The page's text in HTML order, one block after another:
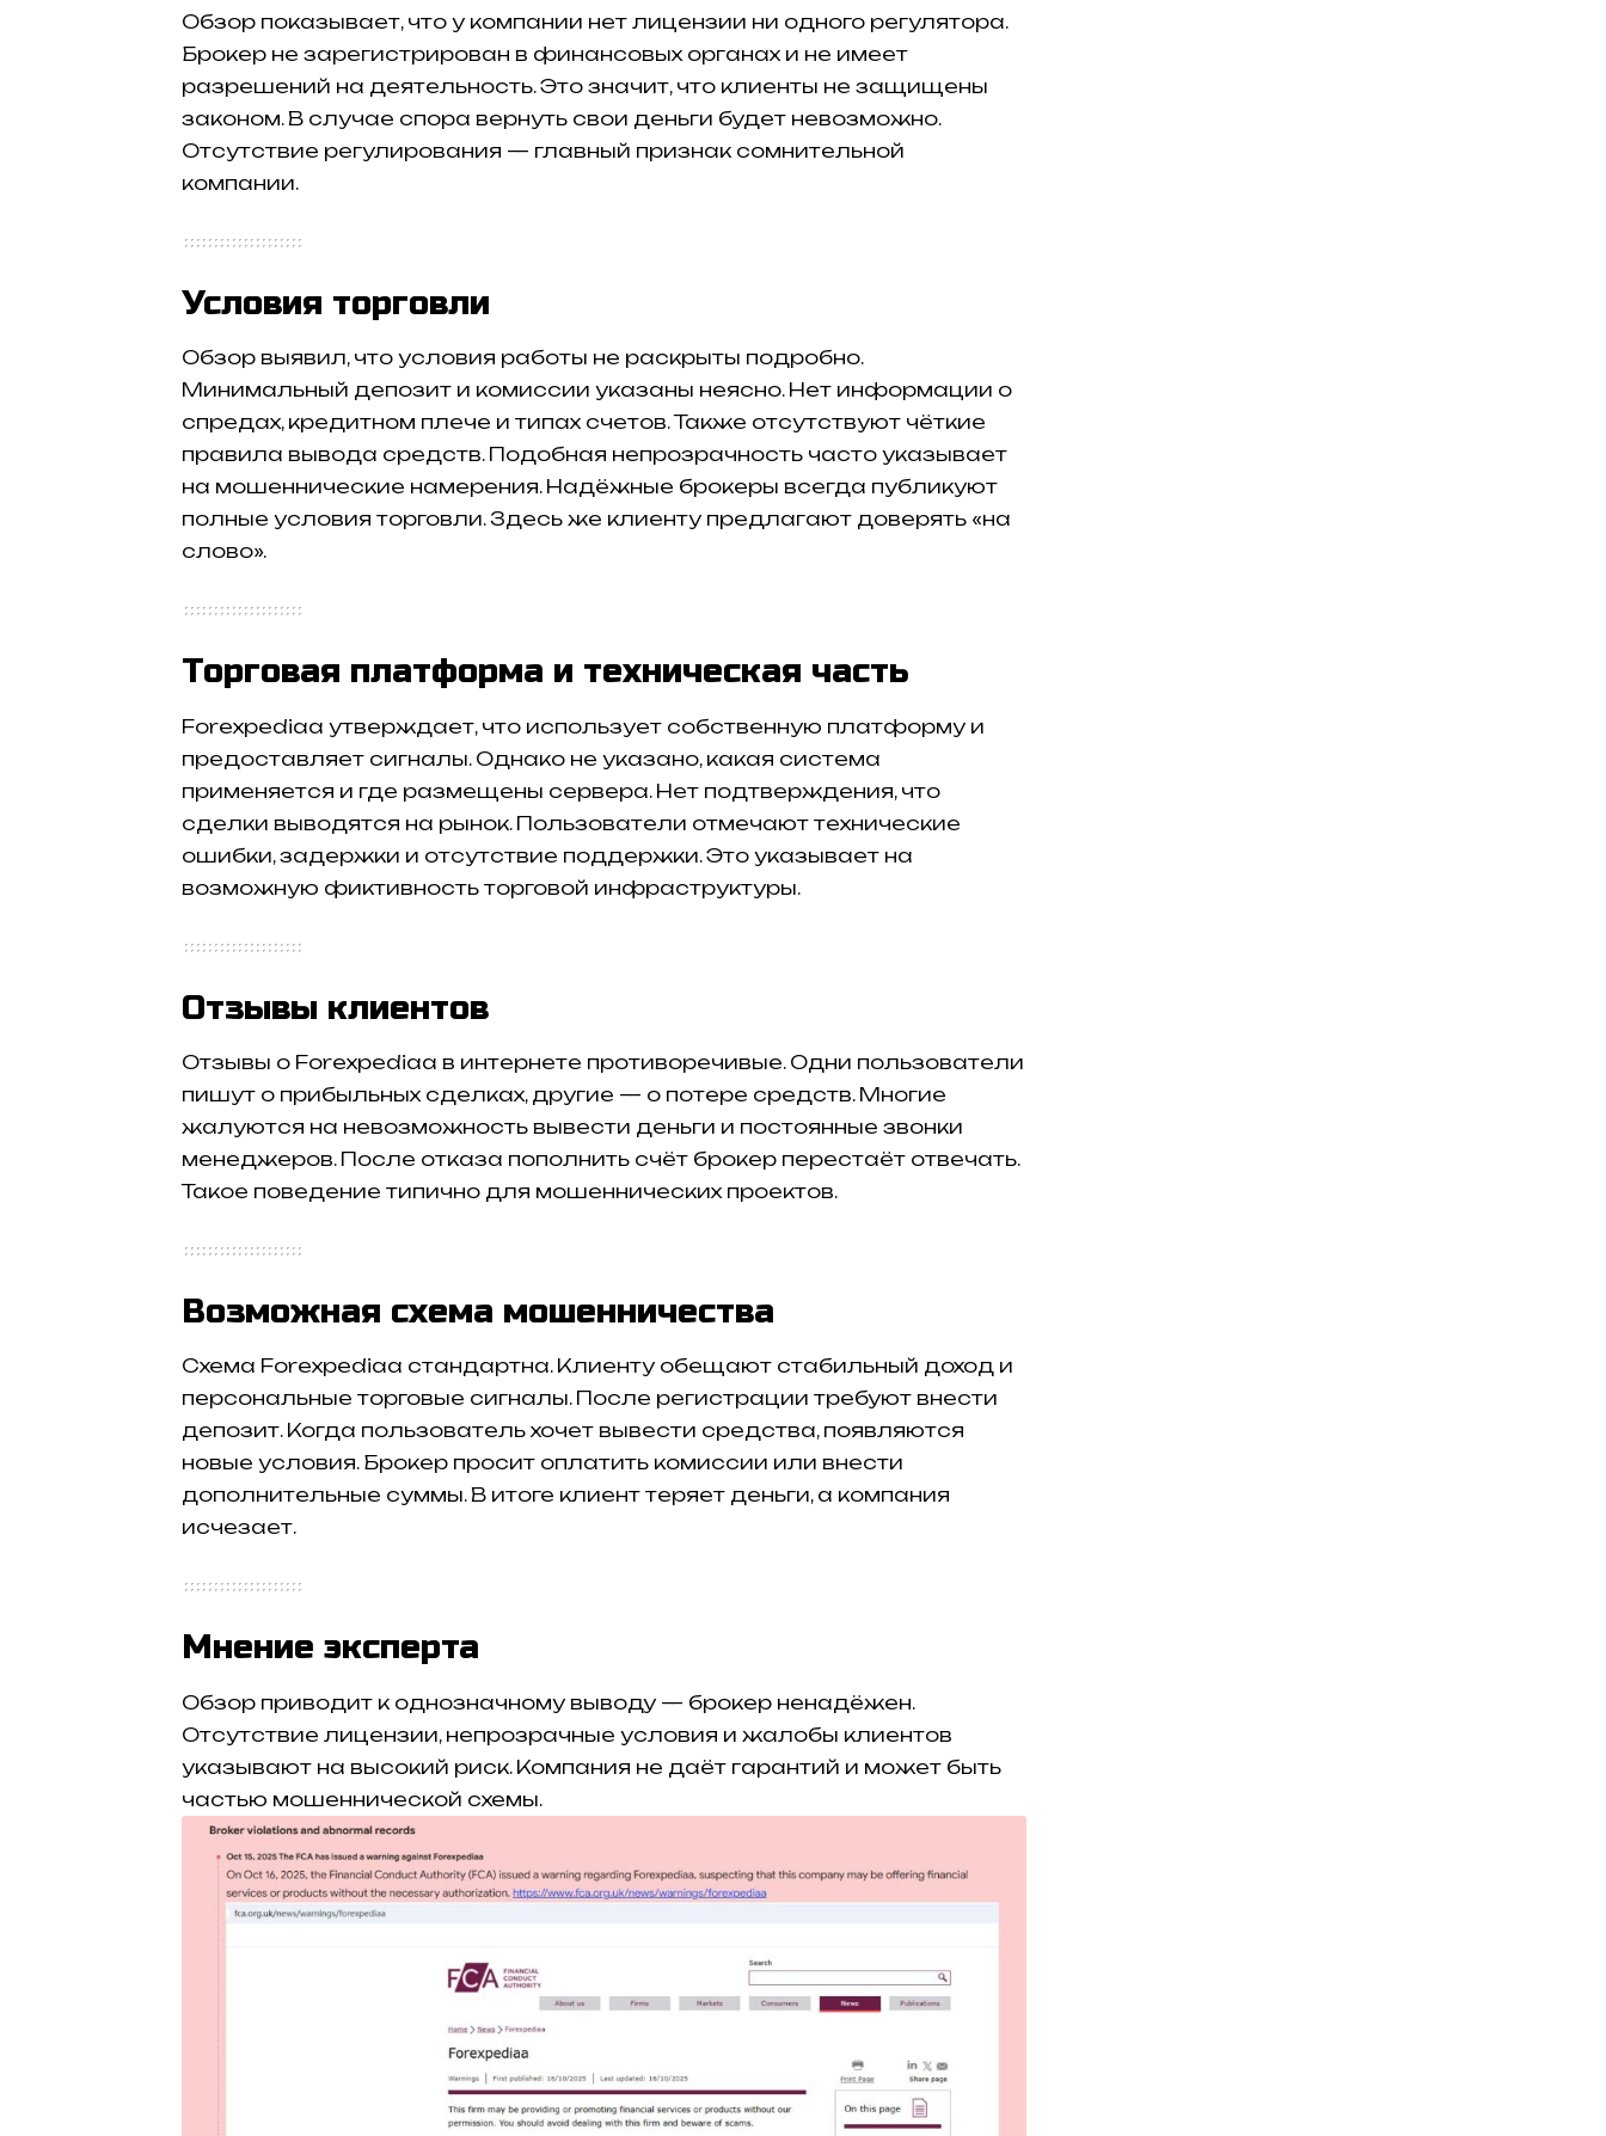
Обзор показывает, что у компании нет лицензии ни одного регулятора.
Брокер не зарегистрирован в финансовых органах и не имеет
разрешений на деятельность. Это значит, что клиенты не защищены
законом. В случае спора вернуть свои деньги будет невозможно.
Отсутствие регулирования — главный признак сомнительной
компании.
Условия торговли
Обзор выявил, что условия работы не раскрыты подробно.
Минимальный депозит и комиссии указаны неясно. Нет информации о
спредах, кредитном плече и типах счетов. Также отсутствуют чёткие
правила вывода средств. Подобная непрозрачность часто указывает
на мошеннические намерения. Надёжные брокеры всегда публикуют
полные условия торговли. Здесь же клиенту предлагают доверять «на
слово».
Торговая платформа и техническая часть
Forexpediaa утверждает, что использует собственную платформу и
предоставляет сигналы. Однако не указано, какая система
применяется и где размещены сервера. Нет подтверждения, что
сделки выводятся на рынок. Пользователи отмечают технические
ошибки, задержки и отсутствие поддержки. Это указывает на
возможную фиктивность торговой инфраструктуры.
Отзывы клиентов
Отзывы о Forexpediaa в интернете противоречивые. Одни пользователи
пишут о прибыльных сделках, другие — о потере средств. Многие
жалуются на невозможность вывести деньги и постоянные звонки
менеджеров. После отказа пополнить счёт брокер перестаёт отвечать.
Такое поведение типично для мошеннических проектов.
Возможная схема мошенничества
Схема Forexpediaa стандартна. Клиенту обещают стабильный доход и
персональные торговые сигналы. После регистрации требуют внести
депозит. Когда пользователь хочет вывести средства, появляются
новые условия. Брокер просит оплатить комиссии или внести
дополнительные суммы. В итоге клиент теряет деньги, а компания
исчезает.
Мнение эксперта
Обзор приводит к однозначному выводу — брокер ненадёжен.
Отсутствие лицензии, непрозрачные условия и жалобы клиентов
указывают на высокий риск. Компания не даёт гарантий и может быть
частью мошеннической схемы.